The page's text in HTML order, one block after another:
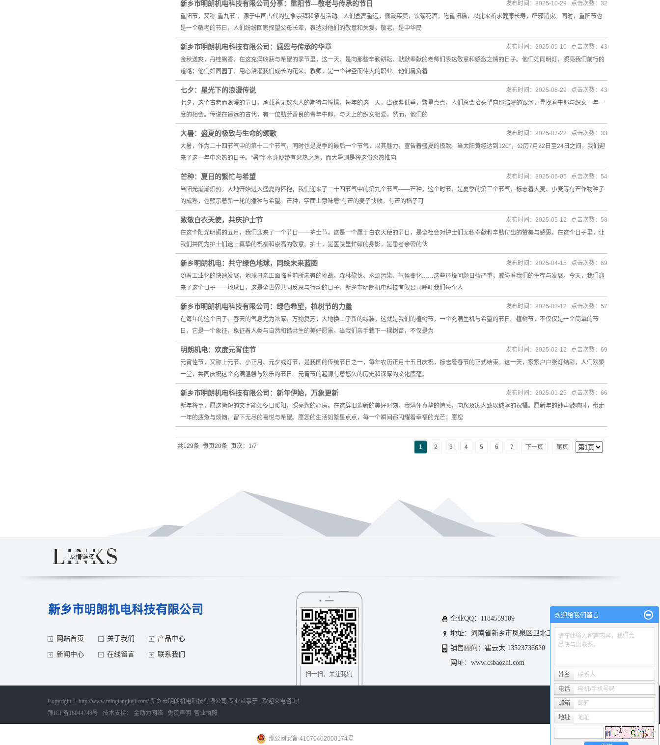
新乡市明朗机电科技有限公司分享：重阳节—敬老与传承的节日
重阳节，又称“重九节”，源于中国古代的星象崇拜和祭祖活动。人们登高望远，佩戴茱萸，饮菊花酒，吃重阳糕，以此来祈求健康长寿，辟邪消灾。同时，重阳节也
是一个敬老的节日，人们纷纷回家探望父母长辈，表达对他们的敬意和关爱。敬老，是中华民
发布时间：2025-10-29 点击次数：32
新乡市明朗机电科技有限公司：感恩与传承的华章
金秋送爽，丹桂飘香，在这充满收获与希望的季节里，这一天，是向那些辛勤耕耘、默默奉献的老师们表达敬意和感激之情的日子。他们如同明灯，照亮我们前行的
道路；他们如同园丁，用心浇灌我们成长的花朵。教师，是一个神圣而伟大的职业。他们肩负着
发布时间：2025-09-10 点击次数：43
七夕：星光下的浪漫传说
七夕，这个古老而浪漫的节日，承载着无数恋人的期待与憧憬。每年的这一天，当夜幕低垂，繁星点点，人们总会抬头望向那浩渺的银河，寻找着牛郎与织女一年一
度的相会。传说在遥远的古代，有一位勤劳善良的青年牛郎，与天上的织女相爱。然而，他们的
发布时间：2025-08-29 点击次数：43
大暑：盛夏的极致与生命的颂歌
大暑，作为二十四节气中的第十二个节气，同时也是夏季的最后一个节气，以其魅力，宣告着盛夏的极致。当太阳黄经达到120°，公历7月22日至24日之间，我们迎
来了这一年中炎热的日子。“暑”字本身便带有炎热之意，而大暑则是将这份炎热推向
发布时间：2025-07-22 点击次数：33
芒种：夏日的繁忙与希望
当阳光渐渐炽热，大地开始进入盛夏的怀抱，我们迎来了二十四节气中的第九个节气——芒种。这个时节，是夏季的第三个节气，标志着大麦、小麦等有芒作物种子
的成熟，也预示着新一轮的播种与希望。芒种，字面上意味着“有芒的麦子快收，有芒的稻子可
发布时间：2025-06-05 点击次数：54
致敬白衣天使，共庆护士节
在这个阳光明媚的五月，我们迎来了一个节日——护士节。这是一个属于白衣天使的节日，是全社会对护士们无私奉献和辛勤付出的赞美与感恩。在这个日子里，让
我们共同为护士们送上真挚的祝福和崇高的敬意。护士，是医院里忙碌的身影，是患者亲密的伙
发布时间：2025-05-12 点击次数：58
新乡明朗机电：共守绿色地球，同绘未来蓝图
随着工业化的快速发展，地球母亲正面临着前所未有的挑战。森林砍伐、水源污染、气候变化……这些环境问题日益严重，威胁着我们的生存与发展。今天，我们迎
来了这个日子——地球日，这是全世界共同反思与行动的日子，新乡市明朗机电科技有限公司呼吁我们每个人
发布时间：2025-04-15 点击次数：69
新乡市明朗机电科技有限公司：绿色希望，植树节的力量
在每年的这个日子，春天的气息尤为浓厚，万物复苏，大地换上了新的绿装。这就是我们的植树节，一个充满生机与希望的节日。植树节，不仅仅是一个简单的节
日，它是一个象征，象征着人类与自然和谐共生的美好愿景。当我们亲手栽下一棵树苗，不仅是为
发布时间：2025-03-12 点击次数：57
明朗机电：欢度元宵佳节
元宵佳节，又称上元节、小正月、元夕或灯节，是我国的传统节日之一，每年农历正月十五日庆祝，标志着春节的正式结束。这一天，家家户户张灯结彩，人们欢聚
一堂，共同庆祝这个充满温馨与欢乐的节日。元宵节的起源有着悠久的历史和深厚的文化底蕴。
发布时间：2025-02-12 点击次数：69
新乡市明朗机电科技有限公司：新年伊始，万象更新
新年将至，愿这简短的文字能如冬日暖阳，照亮您的心房。在这辞旧迎新的美好时刻，我满怀真挚的情感，向您及家人致以诚挚的祝福。愿新年的钟声敲响时，带走
一年的疲惫与烦恼，留下无尽的喜悦与希望。愿您的生活如繁星点点，每一个瞬间都闪耀着幸福的光芒；愿您
发布时间：2025-01-25 点击次数：66
共129条 每页20条 页次：1/7 1 2 3 4 5 6 7 下一页 尾页
网站首页 关于我们 产品中心
新闻中心 在线留言 联系我们
扫一扫，关注我们
企业QQ：1184559109
地址：河南省新乡市凤泉区卫北工业区
销售顾问：崔云太 13523736620
网址：www.csbaozhi.com
Copyright © http://www.minglangkeji.com/ 新乡市明朗机电科技有限公司 专业从事于 , 欢迎来电咨询!
豫ICP备18044748号 技术支持： 金动力网络 免责声明 营业执照
豫公网安备 41070402000174号
欢迎给我们留言
请在此输入留言内容，我们会
尽快与您联系。
姓名 联系人
电话 座机/手机号码
邮箱 邮箱
地址 地址